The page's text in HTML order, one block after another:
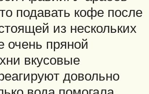
подавать кофе после
из нескольких
очень пряной
вкусовые
довольно